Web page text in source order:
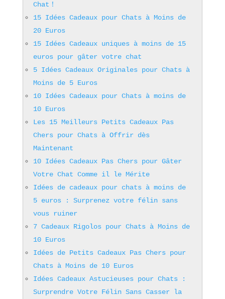
Chat！
15 Idées Cadeaux pour Chats à Moins de
20 Euros
15 Idées Cadeaux uniques à moins de 15
euros pour gâter votre chat
5 Idées Cadeaux Originales pour Chats à
Moins de 5 Euros
10 Idées Cadeaux pour Chats à moins de
10 Euros
Les 15 Meilleurs Petits Cadeaux Pas
Chers pour Chats à Offrir dès
Maintenant
10 Idées Cadeaux Pas Chers pour Gâter
Votre Chat Comme il le Mérite
Idées de cadeaux pour chats à moins de
5 euros : Surprenez votre félin sans
vous ruiner
7 Cadeaux Rigolos pour Chats à Moins de
10 Euros
Idées de Petits Cadeaux Pas Chers pour
Chats à Moins de 10 Euros
Idées Cadeaux Astucieuses pour Chats :
Surprendre Votre Félin Sans Casser la